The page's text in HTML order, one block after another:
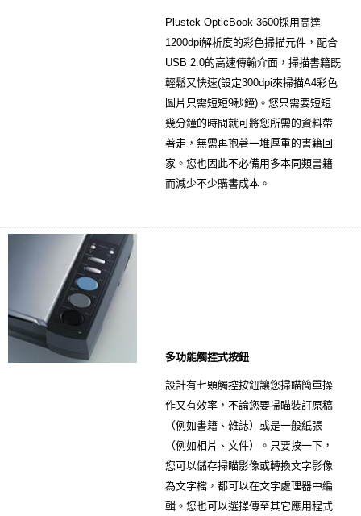
Plustek OpticBook 3600採用高達
1200dpi解析度的彩色掃描元件，配合
USB 2.0的高速傳輸介面，掃描書籍既
輕鬆又快速(設定300dpi來掃描A4彩色
圖片只需短短9秒鐘)。您只需要短短
幾分鐘的時間就可將您所需的資料帶
著走，無需再抱著一堆厚重的書籍回
家。您也因此不必備用多本同類書籍
而減少不少購書成本。
多功能觸控式按鈕
設計有七顆觸控按鈕讓您掃瞄簡單操
作又有效率，不論您要掃瞄裝訂原稿
（例如書籍、雜誌）或是一般紙張
（例如相片、文件）。只要按一下，
您可以儲存掃瞄影像或轉換文字影像
為文字檔，都可以在文字處理器中編
輯。您也可以選擇傳至其它應用程式